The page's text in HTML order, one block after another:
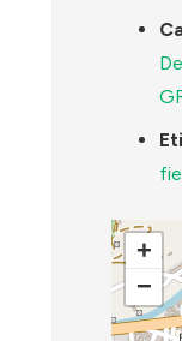
+
−